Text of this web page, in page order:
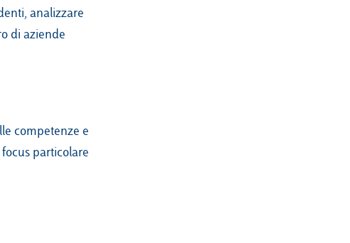
analizzare
di aziende
competenze e
particolare